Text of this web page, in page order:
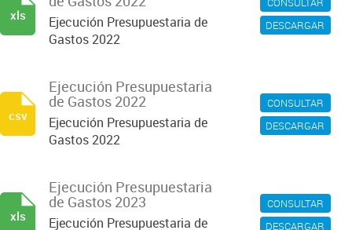
DESCARGAR
Ejecución Presupuestaria de
Gastos 2022
xls
CONSULTAR
DESCARGAR
Ejecución Presupuestaria
de Gastos 2022
Ejecución Presupuestaria de
Gastos 2022
csv
CONSULTAR
DESCARGAR
Ejecución Presupuestaria
de Gastos 2023
Ejecución Presupuestaria de
xls